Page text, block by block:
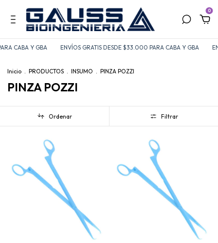
0
CABA Y GBA ENVÍOS GRATIS DESDE $33.000 PARA CABA Y GBA
Inicio . PRODUCTOS . INSUMO . PINZA POZZI
PINZA POZZI
Ordenar Filtrar